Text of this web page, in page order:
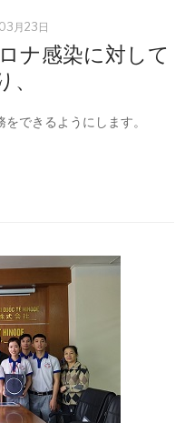
月23日
ナ感染に対して
、
できるようにします。